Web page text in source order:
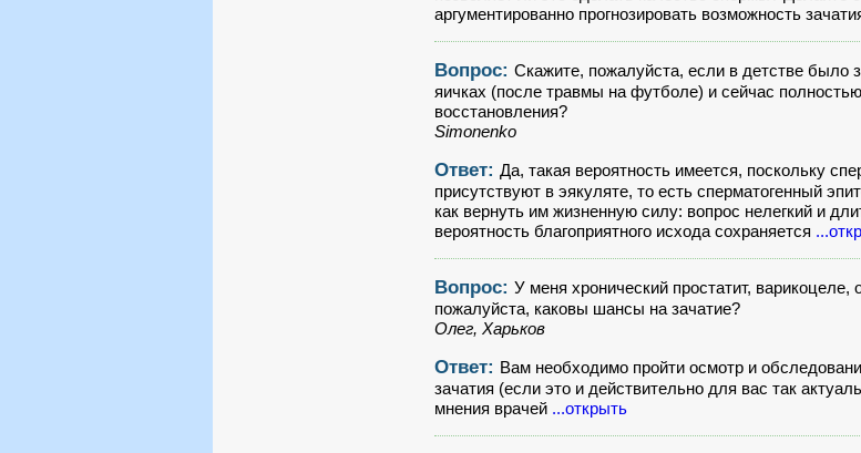
аргументированно прогнозировать возможность
Вопрос: Скажите, пожалуйста, если в детстве было
яичках (после травмы на футболе) и сейчас
восстановления?
Simonenko
Ответ: Да, такая вероятность имеется, поскольку
присутствуют в эякуляте, то есть сперматогенный
как вернуть им жизненную силу: вопрос нелегкий и
вероятность благоприятного исхода сохраняется
Вопрос: У меня хронический простатит,
пожалуйста, каковы шансы на зачатие?
Олег, Харьков
Ответ: Вам необходимо пройти осмотр и
зачатия (если это и действительно для вас так
мнения врачей ...открыть